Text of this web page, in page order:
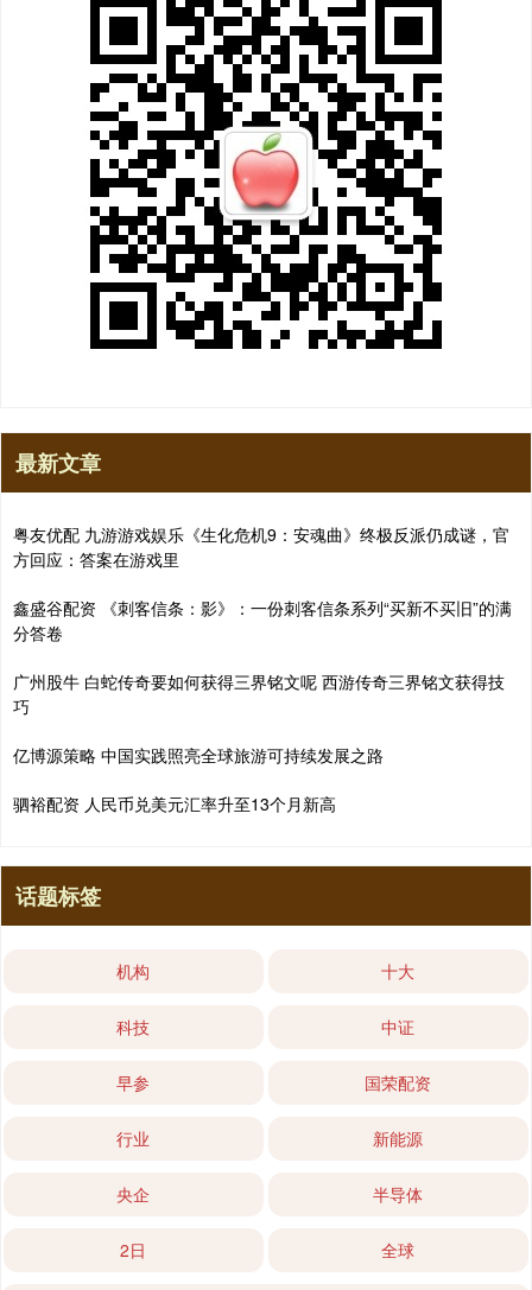
最新文章
粤友优配 九游游戏娱乐《生化危机9：安魂曲》终极反派仍成谜，官
方回应：答案在游戏里
鑫盛谷配资 《刺客信条：影》：一份刺客信条系列“买新不买旧”的满
分答卷
广州股牛 白蛇传奇要如何获得三界铭文呢 西游传奇三界铭文获得技
巧
亿博源策略 中国实践照亮全球旅游可持续发展之路
驷裕配资 人民币兑美元汇率升至13个月新高
话题标签
机构 十大
科技 中证
早参 国荣配资
行业 新能源
央企 半导体
2日 全球